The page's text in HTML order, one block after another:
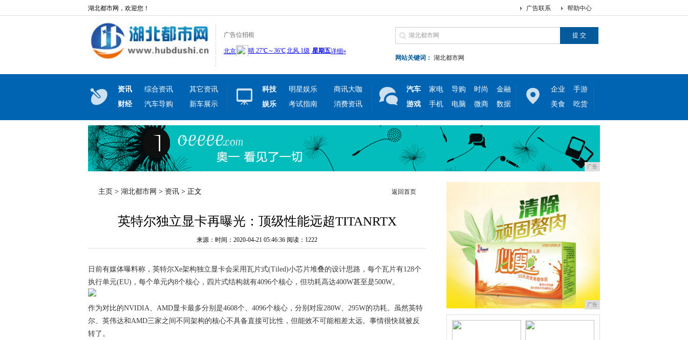
湖北都市网，欢迎您！ 帮助中心
广告联系
广告位招租
网站关键词： 湖北都市网
资讯 综合资讯
其它资讯
财经
汽车导购 新车展示
科技 明星娱乐
商讯大咖
娱乐
考试指南 消费资讯
汽车 家电 导购 时尚
金融
游戏
手机 电脑 微商 数据
企业
手游
美食
吃货
广告
主页 > 湖北都市网 > 资讯 > 正文 返回首页
英特尔独立显卡再曝光：顶级性能远超TITANRTX
来源：时间：2020-04-21 05:46:36 阅读：1222
日前有媒体曝料称，英特尔Xe架构独立显卡会采用瓦片式(Tiled)小芯片堆叠的设计思路，每个瓦片有128个
执行单元(EU)，每个单元内8个核心，四片式结构就有4096个核心，但功耗高达400W甚至是500W。
作为对比的NVIDIA、AMD显卡最多分别是4608个、4096个核心，分别对应280W、295W的功耗。虽然英特
尔、英伟达和AMD三家之间不同架构的核心不具备直接可比性，但能效不可能相差太远。事情很快就被反
转了。
广告